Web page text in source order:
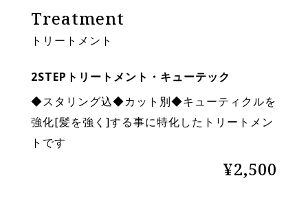
Treatment
トリートメント
2STEPトリートメント・キューテック
◆スタリング込◆カット別◆キューティクルを
強化[髪を強く]する事に特化したトリートメン
トです
¥2,500